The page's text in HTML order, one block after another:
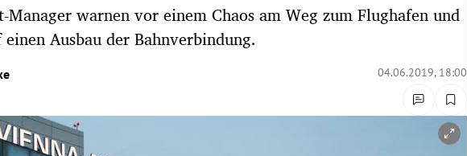
warnen vor einem Chaos am Weg zum Flughafen und
Ausbau der Bahnverbindung.
04.06.2019, 18:00
öffnen/schließen